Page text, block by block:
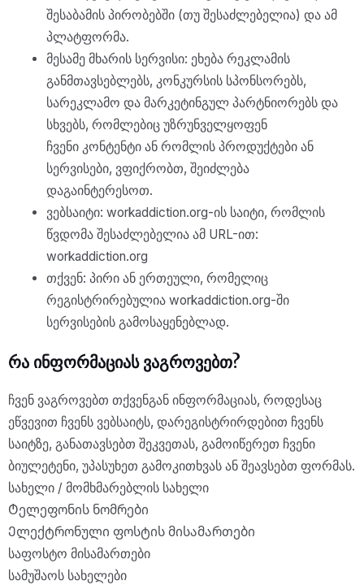
შესაბამის პირობებში (თუ შესაძლებელია) და ამ
პლატფორმა.
მესამე მხარის სერვისი: ეხება რეკლამის
განმთავსებლებს, კონკურსის სპონსორებს,
სარეკლამო და მარკეტინგულ პარტნიორებს და
სხვებს, რომლებიც უზრუნველყოფენ
ჩვენი კონტენტი ან რომლის პროდუქტები ან
სერვისები, ვფიქრობთ, შეიძლება
დაგაინტერესოთ.
ვებსაიტი: workaddiction.org-ის საიტი, რომლის
წვდომა შესაძლებელია ამ URL-ით:
workaddiction.org
თქვენ: პირი ან ერთეული, რომელიც
რეგისტრირებულია workaddiction.org-ში
სერვისების გამოსაყენებლად.
რა ინფორმაციას ვაგროვებთ?
ჩვენ ვაგროვებთ თქვენგან ინფორმაციას, როდესაც
ეწვევით ჩვენს ვებსაიტს, დარეგისტრირდებით ჩვენს
საიტზე, განათავსებთ შეკვეთას, გამოიწერეთ ჩვენი
ბიულეტენი, უპასუხეთ გამოკითხვას ან შეავსებთ ფორმას.
სახელი / მომხმარებლის სახელი
Ტელეფონის ნომრები
Ელექტრონული ფოსტის მისამართები
საფოსტო მისამართები
სამუშაოს სახელები